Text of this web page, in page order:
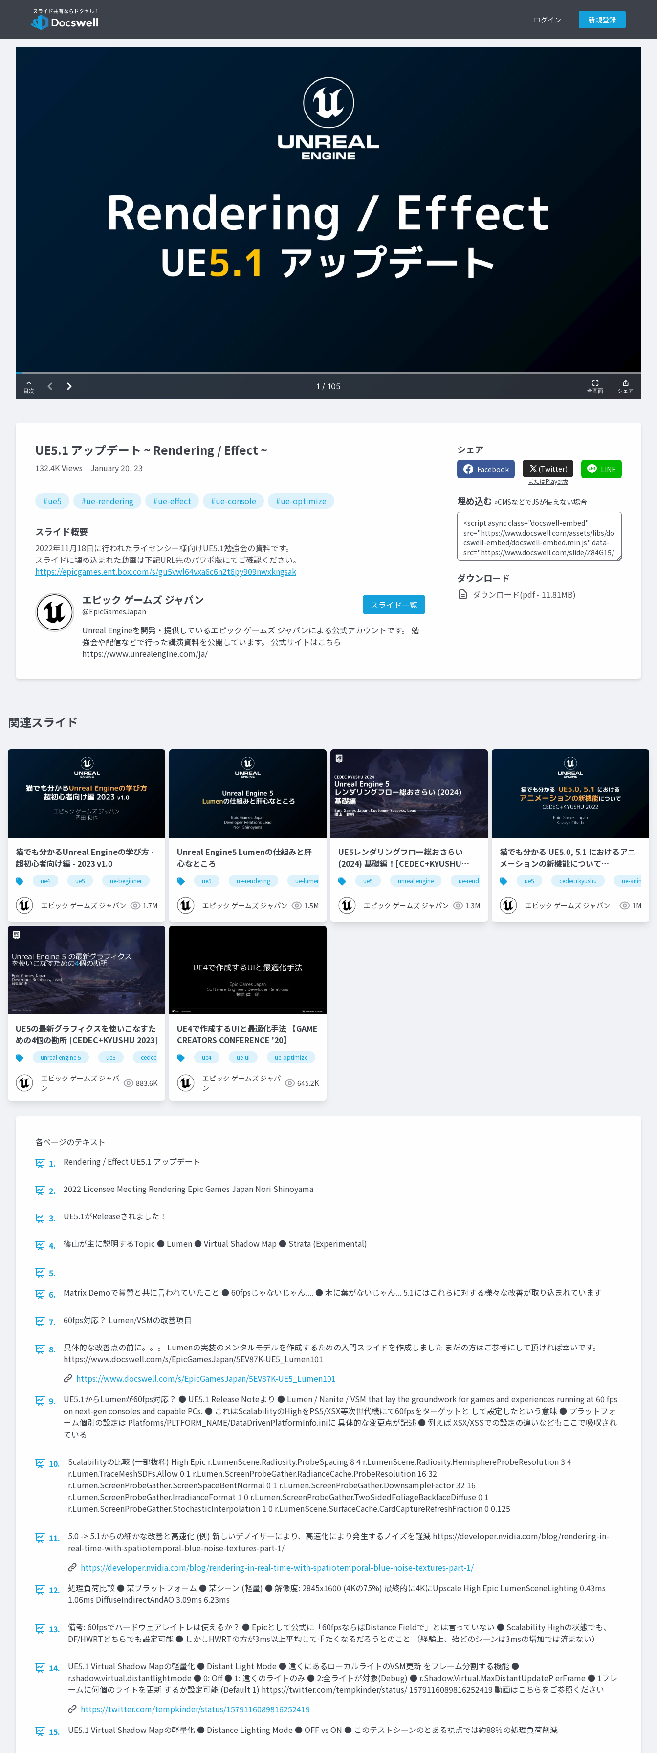
ログイン 新規登録
UE5.1 アップデート ~ Rendering / Effect ~
132.4K Views January 20, 23
#ue5 #ue-rendering #ue-effect #ue-console #ue-optimize
スライド概要
2022年11月18日に行われたライセンシー様向けUE5.1勉強会の資料です。
スライドに埋め込まれた動画は下記URL先のパワポ版にてご確認ください。
https://epicgames.ent.box.com/s/gu5vwl64vxa6c6n2t6py909nwxkngsak
エピック ゲームズ ジャパン
@EpicGamesJapan
スライド一覧
Unreal Engineを開発・提供しているエピック ゲームズ ジャパンによる公式アカウントです。 勉
強会や配信などで行った講演資料を公開しています。 公式サイトはこちら
https://www.unrealengine.com/ja/
シェア
Facebook (Twitter)
またはPlayer版
LINE
埋め込む »CMSなどでJSが使えない場合
ダウンロード
ダウンロード(pdf - 11.81MB)
関連スライド
猫でも分かるUnreal Engineの学び方 -
超初心者向け編 - 2023 v1.0
ue4 ue5 ue-beginner
エピック ゲームズ ジャパン 1.7M
Unreal Engine5 Lumenの仕組みと肝
心なところ
ue5 ue-rendering ue-lumen
エピック ゲームズ ジャパン 1.5M
UE5レンダリングフロー総おさらい
(2024) 基礎編！[CEDEC+KYUSHU
2024] ue5 unreal engine ue-rendering
エピック ゲームズ ジャパン 1.3M
猫でも分かる UE5.0, 5.1 におけるアニ
メーションの新機能について
【CEDEC+KYUSHU 2022】
ue5 cedec+kyushu ue-
エピック ゲームズ ジャパン 1M
UE5の最新グラフィクスを使いこなすた
めの4個の勘所 [CEDEC+KYUSHU 2023]
unreal engine 5 ue5 cedec cedec+kyushu
エピック ゲームズ ジャパ
ン
883.6K
UE4で作成するUIと最適化手法 【GAME
CREATORS CONFERENCE '20】
ue4 ue-ui ue-optimize
エピック ゲームズ ジャパ
ン
645.2K
各ページのテキスト
1.
Rendering / Effect UE5.1 アップデート
2. 2022 Licensee Meeting Rendering Epic Games Japan Nori Shinoyama
3. UE5.1がReleaseされました！
4. 篠山が主に説明するTopic ● Lumen ● Virtual Shadow Map ● Strata (Experimental)
5.
6.
Matrix Demoで賞賛と共に言われていたこと ● 60fpsじゃないじゃん.... ● 木に葉がないじゃん... 5.1にはこれらに対する様々な改善が取り込まれています
7. 60fps対応？ Lumen/VSMの改善項目
8.
具体的な改善点の前に。。。 Lumenの実装のメンタルモデルを作成するための入門スライドを作成しました まだの方はご参考にして頂ければ幸いです。
https://www.docswell.com/s/EpicGamesJapan/5EV87K-UE5_Lumen101
https://www.docswell.com/s/EpicGamesJapan/5EV87K-UE5_Lumen101
9.
UE5.1からLumenが60fps対応？ ● UE5.1 Release Noteより ● Lumen / Nanite / VSM that lay the groundwork for games and experiences running at 60 fps
on next-gen consoles and capable PCs. ● これはScalabilityのHighをPS5/XSX等次世代機にて60fpsをターゲットと して設定したという意味 ● プラットフォ
ーム個別の設定は Platforms/PLTFORM_NAME/DataDrivenPlatformInfo.iniに 具体的な変更点が記述 ● 例えば XSX/XSSでの設定の違いなどもここで吸収され
ている
10.
Scalabilityの比較 (一部抜粋) High Epic r.LumenScene.Radiosity.ProbeSpacing 8 4 r.LumenScene.Radiosity.HemisphereProbeResolution 3 4
r.Lumen.TraceMeshSDFs.Allow 0 1 r.Lumen.ScreenProbeGather.RadianceCache.ProbeResolution 16 32
r.Lumen.ScreenProbeGather.ScreenSpaceBentNormal 0 1 r.Lumen.ScreenProbeGather.DownsampleFactor 32 16
r.Lumen.ScreenProbeGather.IrradianceFormat 1 0 r.Lumen.ScreenProbeGather.TwoSidedFoliageBackfaceDiffuse 0 1
r.Lumen.ScreenProbeGather.StochasticInterpolation 1 0 r.LumenScene.SurfaceCache.CardCaptureRefreshFraction 0 0.125
11.
5.0 -> 5.1からの細かな改善と高速化 (例) 新しいデノイザーにより、高速化により発生するノイズを軽減 https://developer.nvidia.com/blog/rendering-in-
real-time-with-spatiotemporal-blue-noise-textures-part-1/
https://developer.nvidia.com/blog/rendering-in-real-time-with-spatiotemporal-blue-noise-textures-part-1/
12.
処理負荷比較 ● 某プラットフォーム ● 某シーン (軽量) ● 解像度: 2845x1600 (4Kの75%) 最終的に4KにUpscale High Epic LumenSceneLighting 0.43ms
1.06ms DiffuseIndirectAndAO 3.09ms 6.23ms
13.
備考: 60fpsでハードウェアレイトレは使えるか？ ● Epicとして公式に「60fpsならばDistance Fieldで」とは言っていない ● Scalability Highの状態でも、
DF/HWRTどちらでも設定可能 ● しかしHWRTの方が3ms以上平均して重たくなるだろうとのこと （経験上、殆どのシーンは3msの増加では済まない）
14.
UE5.1 Virtual Shadow Mapの軽量化 ● Distant Light Mode ● 遠くにあるローカルライトのVSM更新 をフレーム分割する機能 ●
r.shadow.virtual.distantlightmode ● 0: Off ● 1: 遠くのライトのみ ● 2:全ライトが対象(Debug) ● r.Shadow.Virtual.MaxDistantUpdateP erFrame ● 1フレ
ームに何個のライトを更新 するか設定可能 (Default 1) https://twitter.com/tempkinder/status/ 1579116089816252419 動画はこちらをご参照ください
https://twitter.com/tempkinder/status/1579116089816252419
15.
UE5.1 Virtual Shadow Mapの軽量化 ● Distance Lighting Mode ● OFF vs ON ● このテストシーンのとある視点では約88％の処理負荷削減